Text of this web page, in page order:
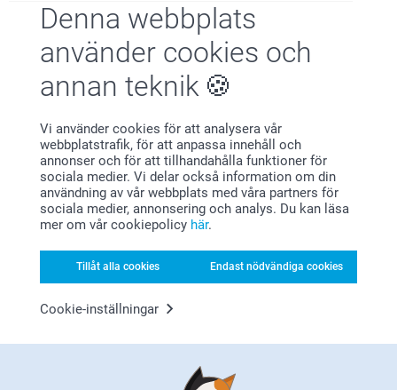
Denna webbplats
använder cookies och
annan teknik
Vi använder cookies för att analysera vår
webbplatstrafik, för att anpassa innehåll och
annonser och för att tillhandahålla funktioner för
sociala medier. Vi delar också information om din
användning av vår webbplats med våra partners för
sociala medier, annonsering och analys. Du kan läsa
mer om vår cookiepolicy här.
Tillåt alla cookies Endast nödvändiga cookies
Cookie-inställningar
Bonus på alla dina köp
Letar du efter inspiration?